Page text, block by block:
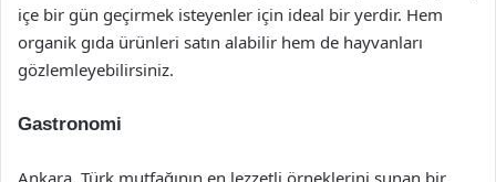
içe bir gün geçirmek isteyenler için ideal bir yerdir. Hem
organik gıda ürünleri satın alabilir hem de hayvanları
gözlemleyebilirsiniz.
Gastronomi
Ankara, Türk mutfağının en lezzetli örneklerini sunan bir